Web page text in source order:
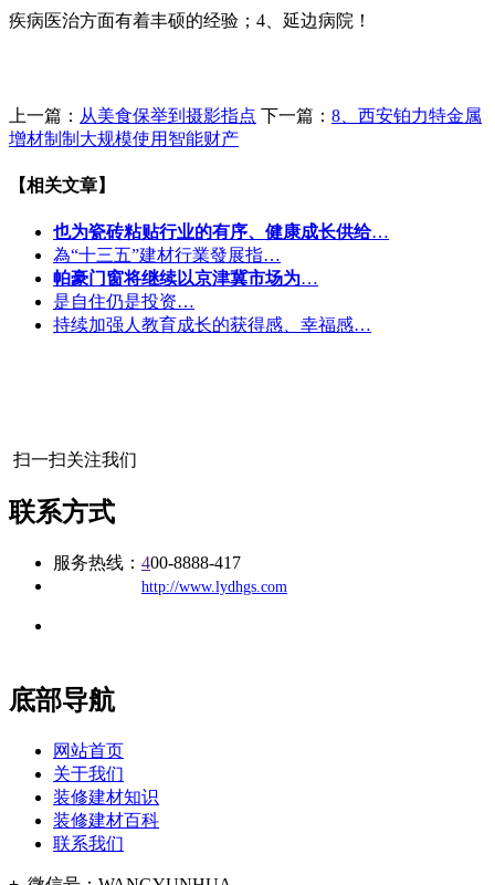
疾病医治方面有着丰硕的经验；4、延边病院！
上一篇： 从美食保举到摄影指点 下一篇： 8、西安铂力特金属
增材制制大规模使用智能财产
【相关文章】
也为瓷砖粘贴行业的有序、健康成长供给…
為“十三五”建材行業發展指…
帕豪门窗将继续以京津冀市场为…
是自住仍是投资…
持续加强人教育成长的获得感、幸福感…
扫一扫关注我们
联系方式
服务热线： 400-8888-417
http://www.lydhgs.com
底部导航
网站首页
关于我们
装修建材知识
装修建材百科
联系我们